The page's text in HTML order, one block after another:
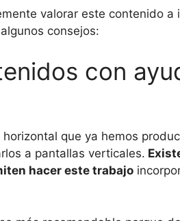
valorar este contenido
consejos:
con
que ya hemos
a pantallas verticales.
hacer este trabajo